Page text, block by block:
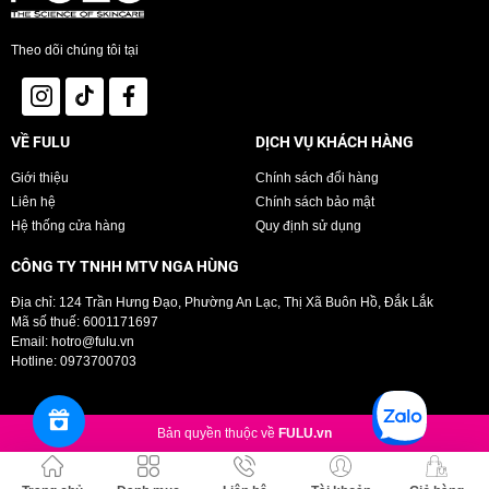
bong tróc da.
sạm...
Chỉ số chống nắng SPF 7 bảo vệ da khỏi tia UV gây hại.
Lưu ý:
Tránh tiếp xúc với mắt.
Bảo quản:
Nơi khô ráo, tránh nhiệt độ cao và ánh nắng trực tiếp.
Dung tích:
Theo dõi chúng tôi tại
VỀ FULU
Giới thiệu
Liên hệ
Hệ thống cửa hàng
DỊCH VỤ KHÁCH HÀNG
Chính sách đổi hàng
Chính sách bảo mật
Quy định sử dụng
CÔNG TY TNHH MTV NGA HÙNG
Địa chỉ: 124 Trần Hưng Đạo, Phường An Lạc, Thị Xã Buôn Hồ, Đắk Lắk
Mã số thuế: 6001171697
Email: hotro@fulu.vn
Hotline: 0973700703
Bản quyền thuộc về FULU.vn